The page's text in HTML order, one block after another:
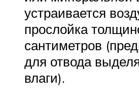
устраивается
прослойка
сантиметров
для отвода
влаги).